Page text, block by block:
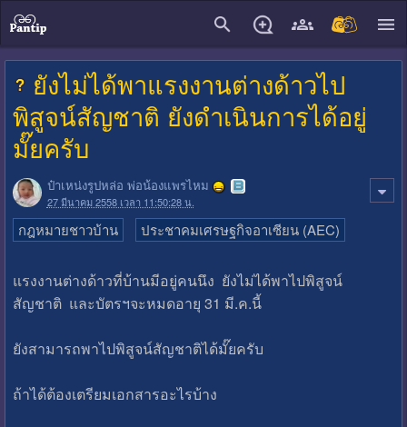
ยังไม่ได้พาแรงงานต่างด้าวไป
พิสูจน์สัญชาติ ยังดำเนินการได้อยู่
มั๊ยครับ
ป๋าเหน่งรูปหล่อ พ่อน้องแพรไหม
27 มีนาคม 2558 เวลา 11:50:28 น.
กฎหมายชาวบ้าน ประชาคมเศรษฐกิจอาเซียน (AEC)
แรงงานต่างด้าวที่บ้านมีอยู่คนนึง ยังไม่ได้พาไปพิสูจน์
สัญชาติ และบัตรฯจะหมดอายุ 31 มี.ค.นี้
ยังสามารถพาไปพิสูจน์สัญชาติได้มั๊ยครับ
ถ้าได้ต้องเตรียมเอกสารอะไรบ้าง
close